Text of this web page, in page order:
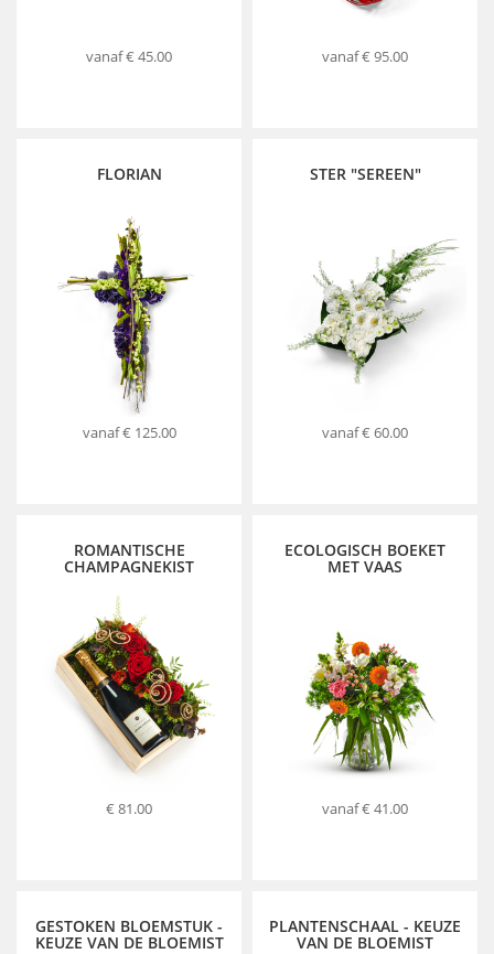
vanaf€ 45.00 vanaf€ 95.00
FLORIAN
vanaf€ 125.00
STER "SEREEN"
vanaf€ 60.00
ROMANTISCHE
CHAMPAGNEKIST
€ 81.00
ECOLOGISCH BOEKET
MET VAAS
vanaf€ 41.00
GESTOKEN BLOEMSTUK -
KEUZE VAN DE BLOEMIST
PLANTENSCHAAL - KEUZE
VAN DE BLOEMIST